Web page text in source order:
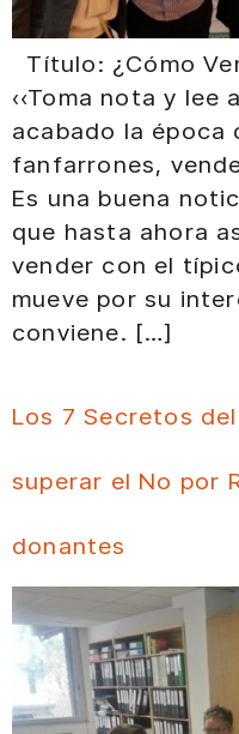
Título: ¿Cómo
«Toma nota y lee
acabado la época
fanfarrones,
Es una buena
que hasta ahora
vender con el
mueve por su
conviene. […]
Los 7 Secretos
superar el No por
donantes